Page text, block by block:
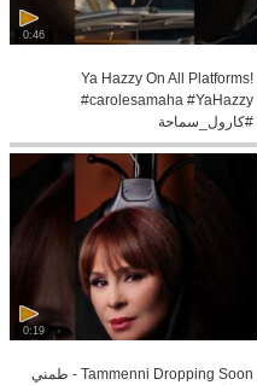
0:46
Ya Hazzy On All Platforms!
#carolesamaha #YaHazzy
#كارول_سماحة
0:19
Tammenni Dropping Soon - طمني